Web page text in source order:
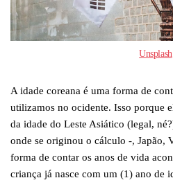
Unsplash
A idade coreana é uma forma de
utilizamos no ocidente. Isso porque
da idade do Leste Asiático (legal,
onde se originou o cálculo -, Japão,
forma de contar os anos de vida
criança já nasce com um (1) ano de